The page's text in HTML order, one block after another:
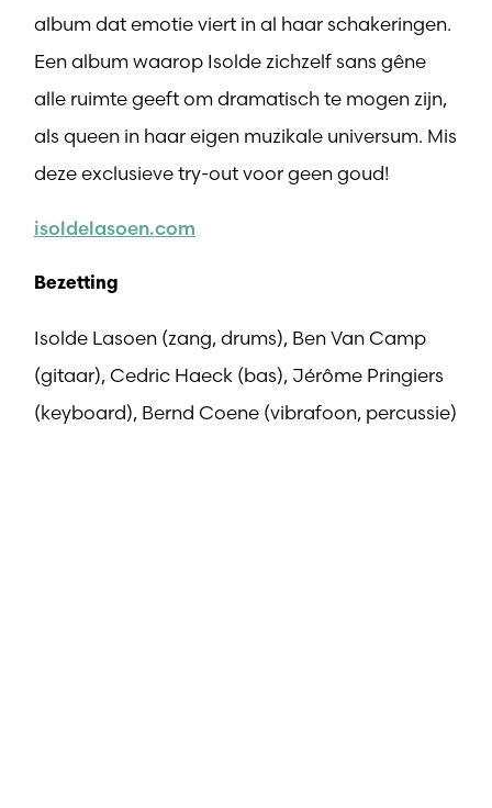
album dat emotie viert in al haar schakeringen.
Een album waarop Isolde zichzelf sans gêne
alle ruimte geeft om dramatisch te mogen zijn,
als queen in haar eigen muzikale universum. Mis
deze exclusieve try-out voor geen goud!
isoldelasoen.com
Bezetting
Isolde Lasoen (zang, drums), Ben Van Camp
(gitaar), Cedric Haeck (bas), Jérôme Pringiers
(keyboard), Bernd Coene (vibrafoon, percussie)